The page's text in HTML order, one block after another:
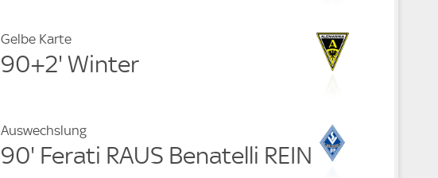
Gelbe Karte
90+2' Winter
Auswechslung
90' Ferati RAUS Benatelli REIN